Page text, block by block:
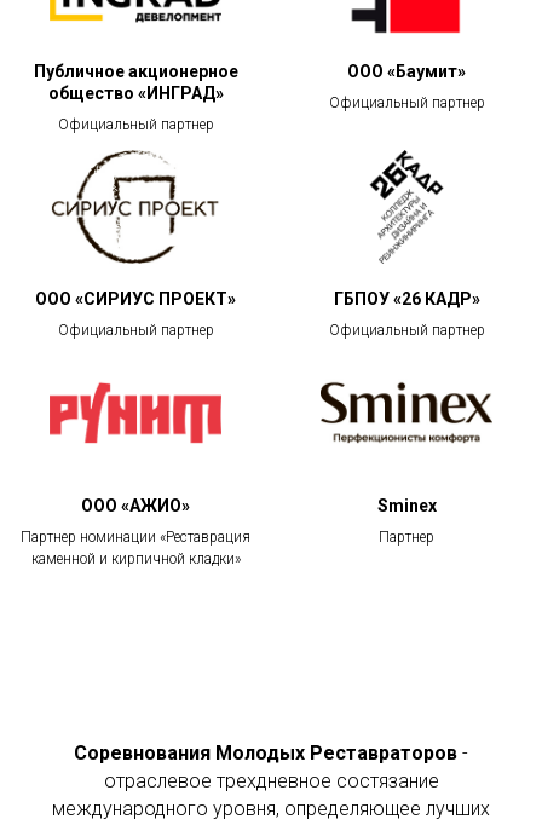
Публичное акционерное
общество «ИНГРАД»
Официальный партнер
ООО «Баумит»
Официальный партнер
ООО «СИРИУС ПРОЕКТ»
Официальный партнер
ГБПОУ «26 КАДР»
Официальный партнер
ООО «АЖИО»
Партнер номинации «Реставрация
каменной и кирпичной кладки»
Sminex
Партнер
Соревнования Молодых Реставраторов -
отраслевое трехдневное состязание
международного уровня, определяющее лучших